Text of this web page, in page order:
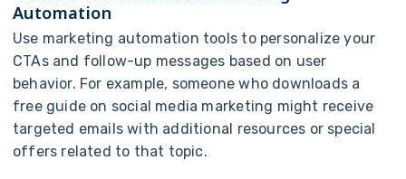
Automation
Use marketing automation too s to persona ize your
CTAs and fo ow-up messages based on user
behavior. For exampl e, someone who d own oad s a
free guid e on socia med ia marketing might receive
targeted emai s with ad d itiona resources or specia
offers rel ated to that topic.